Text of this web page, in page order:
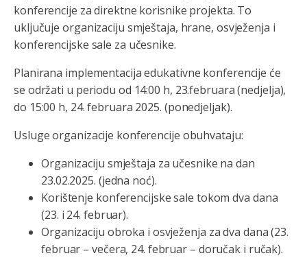
konferencije za direktne korisnike projekta. To
uključuje organizaciju smještaja, hrane, osvježenja i
konferencijske sale za učesnike.
Planirana implementacija edukativne konferencije će
se održati u periodu od 14:00 h, 23.februara (nedjelja),
do 15:00 h, 24. februara 2025. (ponedjeljak).
Usluge organizacije konferencije obuhvataju:
Organizaciju smještaja za učesnike na dan
23.02.2025. (jedna noć).
Korištenje konferencijske sale tokom dva dana
(23. i 24. februar).
Organizaciju obroka i osvježenja za dva dana (23.
februar – večera, 24. februar – doručak i ručak).